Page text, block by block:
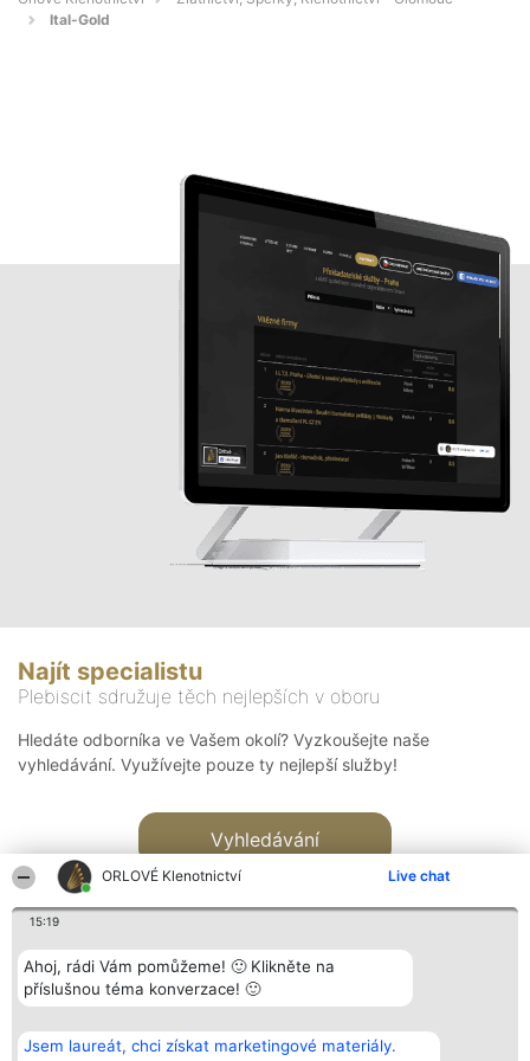
ORLOVÉ Klenotnictví Live chat
15:19
Ahoj, rádi Vám pomůžeme! 🙂 Klikněte na
příslušnou téma konverzace! 🙂
Jsem laureát, chci získat marketingové materiály.
Ital-Gold
Najít specialistu
Plebiscit sdružuje těch nejlepších v oboru
Hledáte odborníka ve Vašem okolí? Vyzkoušejte naše
vyhledávání. Využívejte pouze ty nejlepší služby!
Vyhledávání
Bright Side Solutions sp. z o.
o. sp. k.
Vítězové
Seznam všech
Kontakt